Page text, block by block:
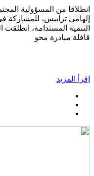
انطلاقا من المسؤولية
إلهامي ترابيس، للمشاركة
قافلة مبادرة محو
إقرأ المزيد